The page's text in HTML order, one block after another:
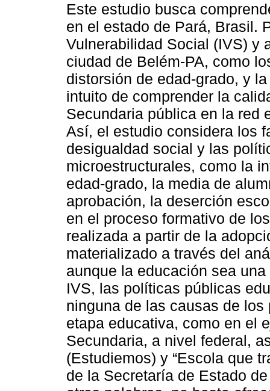
Este estudio busca
en el estado de Pará, Brasil.
Vulnerabilidad Social (IVS) y
ciudad de Belém-PA, como
distorsión de edad-grado, y
intuito de comprender la
Secundaria pública en la red
Así, el estudio considera los
desigualdad social y las
microestructurales, como la
edad-grado, la media de
aprobación, la deserción
en el proceso formativo de
realizada a partir de la
materializado a través del
aunque la educación sea
IVS, las políticas públicas
ninguna de las causas de
etapa educativa, como en el
Secundaria, a nivel federal,
(Estudiemos) y “Escola que
de la Secretaría de Estado